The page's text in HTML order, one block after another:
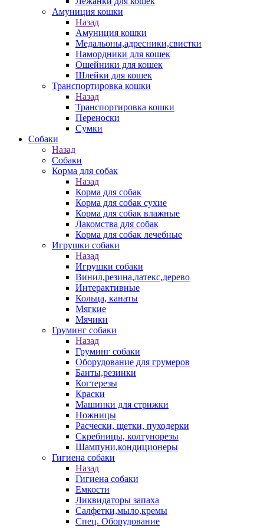
Амуниция кошки
Назад
Амуниция кошки
Медальоны,адресники,свистки
Намордники для кошек
Ошейники для кошек
Шлейки для кошек
Транспортировка кошки
Назад
Транспортировка кошки
Переноски
Сумки
Собаки
Назад
Собаки
Корма для собак
Назад
Корма для собак
Корма для собак сухие
Корма для собак влажные
Лакомства для собак
Корма для собак лечебные
Игрушки собаки
Назад
Игрушки собаки
Винил,резина,латекс,дерево
Интерактивные
Кольца, канаты
Мягкие
Мячики
Груминг собаки
Назад
Груминг собаки
Оборудование для грумеров
Банты,резинки
Когтерезы
Краски
Машинки для стрижки
Ножницы
Расчески, щетки, пуходерки
Скребницы, колтунорезы
Шампуни,кондиционеры
Гигиена собаки
Назад
Гигиена собаки
Емкости
Ликвидаторы запаха
Салфетки,мыло,кремы
Спец. Оборудование